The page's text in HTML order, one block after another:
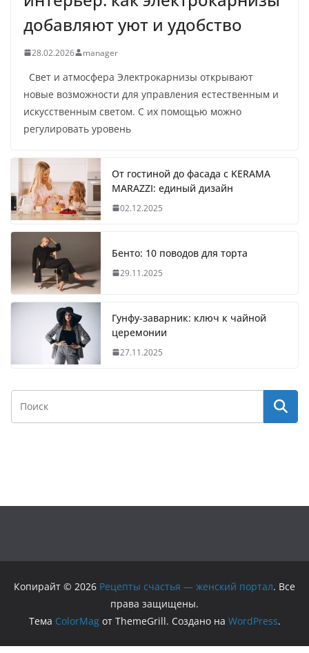
добавляют уют и удобство
28.02.2026 manager
Свет и атмосфера Электрокарнизы открывают
новые возможности для управления естественным и
искусственным светом. С их помощью можно
регулировать уровень
От гостиной до фасада с KERAMA
MARAZZI: единый дизайн
02.12.2025
Бенто: 10 поводов для торта
29.11.2025
Гунфу-заварник: ключ к чайной
церемонии
27.11.2025
Копирайт © 2026 Рецепты счастья — женский портал. Все
права защищены.
Тема ColorMagот ThemeGrill. Создано на WordPress.